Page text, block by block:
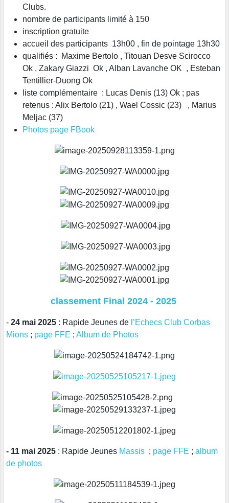
Clubs.
nombre de participants limité à 150
inscription gratuite
accueil des participants 13h00 , fin de pointage 13h30
qualifiés : Maxime Bertolo , Titouan Desve Scirocco
Ok , Zakary Giazzi Ok , Alban Lavanche OK , Esteban
Tentillier-Duong Ok
liste complémentaire : Lucas Denis (13) Ok ; pas
retenus : Alix Bertolo (21) , Wael Cossic (23) , Marius
Meljac (37)
Photos page FBook
classement Final 2024 - 2025
- 24 mai 2025 : Rapide Jeunes de l’Echecs Club Corbas
Mions ; page FFE ; Album de Photos
- 11 mai 2025 : Rapide Jeunes Massis ; page FFE ; album
de photos